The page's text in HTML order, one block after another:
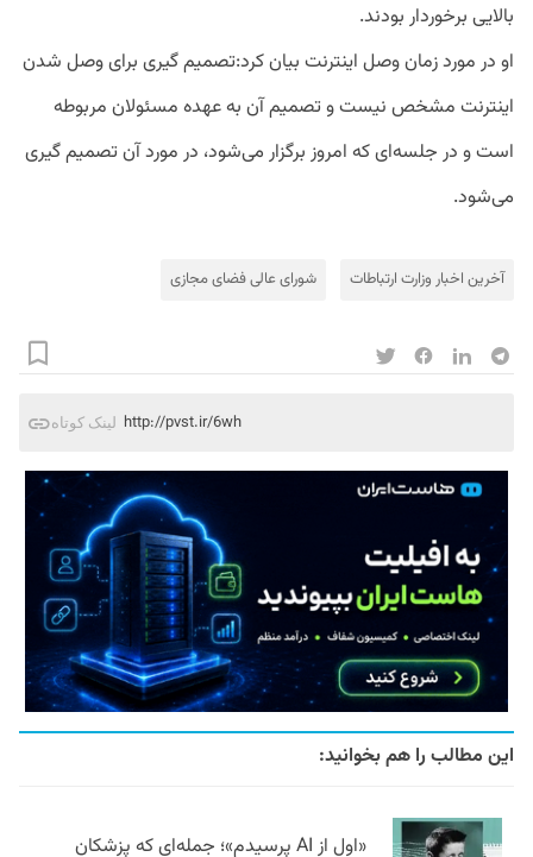
بالایی برخوردار بودند.
او در مورد زمان وصل اینترنت بیان کرد:تصمیم گیری برای وصل شدن
اینترنت مشخص نیست و تصمیم آن به عهده مسئولان مربوطه
است و در جلسه‌ای که امروز برگزار می‌شود، در مورد آن تصمیم گیری
می‌شود.
آخرین اخبار وزارت ارتباطات شورای عالی فضای مجازی
لینک کوتاه http://pvst.ir/6wh
این مطالب را هم بخوانید:
«اول از AI پرسیدم»؛ جمله‌ای که پزشکان